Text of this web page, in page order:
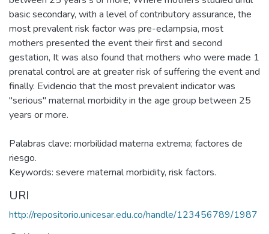
basic secondary, with a level of contributory assurance, the
most prevalent risk factor was pre-eclampsia, most
mothers presented the event their first and second
gestation, It was also found that mothers who were made 1
prenatal control are at greater risk of suffering the event and
finally. Evidencio that the most prevalent indicator was
"serious" maternal morbidity in the age group between 25
years or more.
Palabras clave: morbilidad materna extrema; factores de
riesgo.
Keywords: severe maternal morbidity, risk factors.
URI
http://repositorio.unicesar.edu.co/handle/123456789/1987